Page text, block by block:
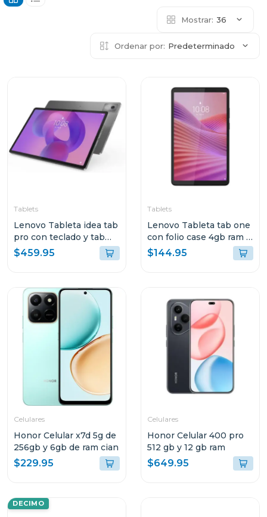
Mostrar: 36
Ordenar por: Predeterminado
Tablets
Lenovo Tableta idea tab
pro con teclado y tab
pen plus + moto buds
8gb de ram y 256 gb
$459.95
Tablets
Lenovo Tableta tab one
con folio case 4gb ram y
128gb de
almacenamiento lte gris
$144.95
Celulares
Honor Celular x7d 5g de
256gb y 6gb de ram cian
$229.95
Celulares
Honor Celular 400 pro
512 gb y 12 gb ram
$649.95
DECIMO